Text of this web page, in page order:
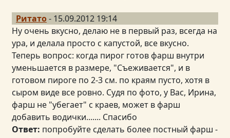
Ритато- 15.09.2012 19:14
Ну очень вкусно, делаю не в первый раз, всегда на
ура, и делала просто с капустой, все вкусно.
Теперь вопрос: когда пирог готов фарш внутри
уменьшается в размере, "Съеживается", и в
готовом пироге по 2-3 см. по краям пусто, хотя в
сыром виде все ровно. Судя по фото, у Вас, Ирина,
фарш не "убегает" с краев, может в фарш
добавить водички....... Спасибо
Ответ: попробуйте сделать более постный фарш -